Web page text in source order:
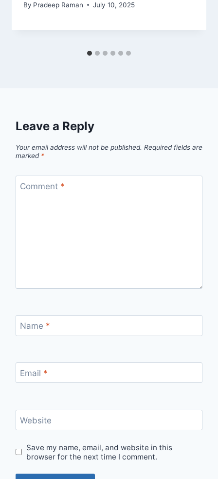
By Pradeep Raman July 10, 2025
Leave a Reply
Your email address will not be published. Required fields are
marked *
Comment *
Name *
Email *
Website
Save my name, email, and website in this
browser for the next time I comment.